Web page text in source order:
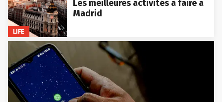
LIFE
Les meilleures activités à faire à
Madrid